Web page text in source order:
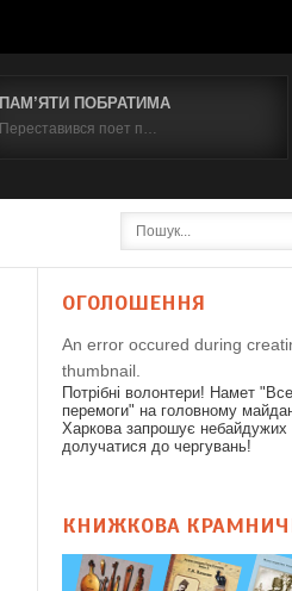
ПАМ’ЯТИ ПОБРАТИМА
Переставився поет п…
ОГОЛОШЕННЯ
An error occured during
thumbnail.
Потрібні волонтери! Намет
перемоги" на головному
Харкова запрошує небайдужих
долучатися до чергувань!
КНИЖКОВА